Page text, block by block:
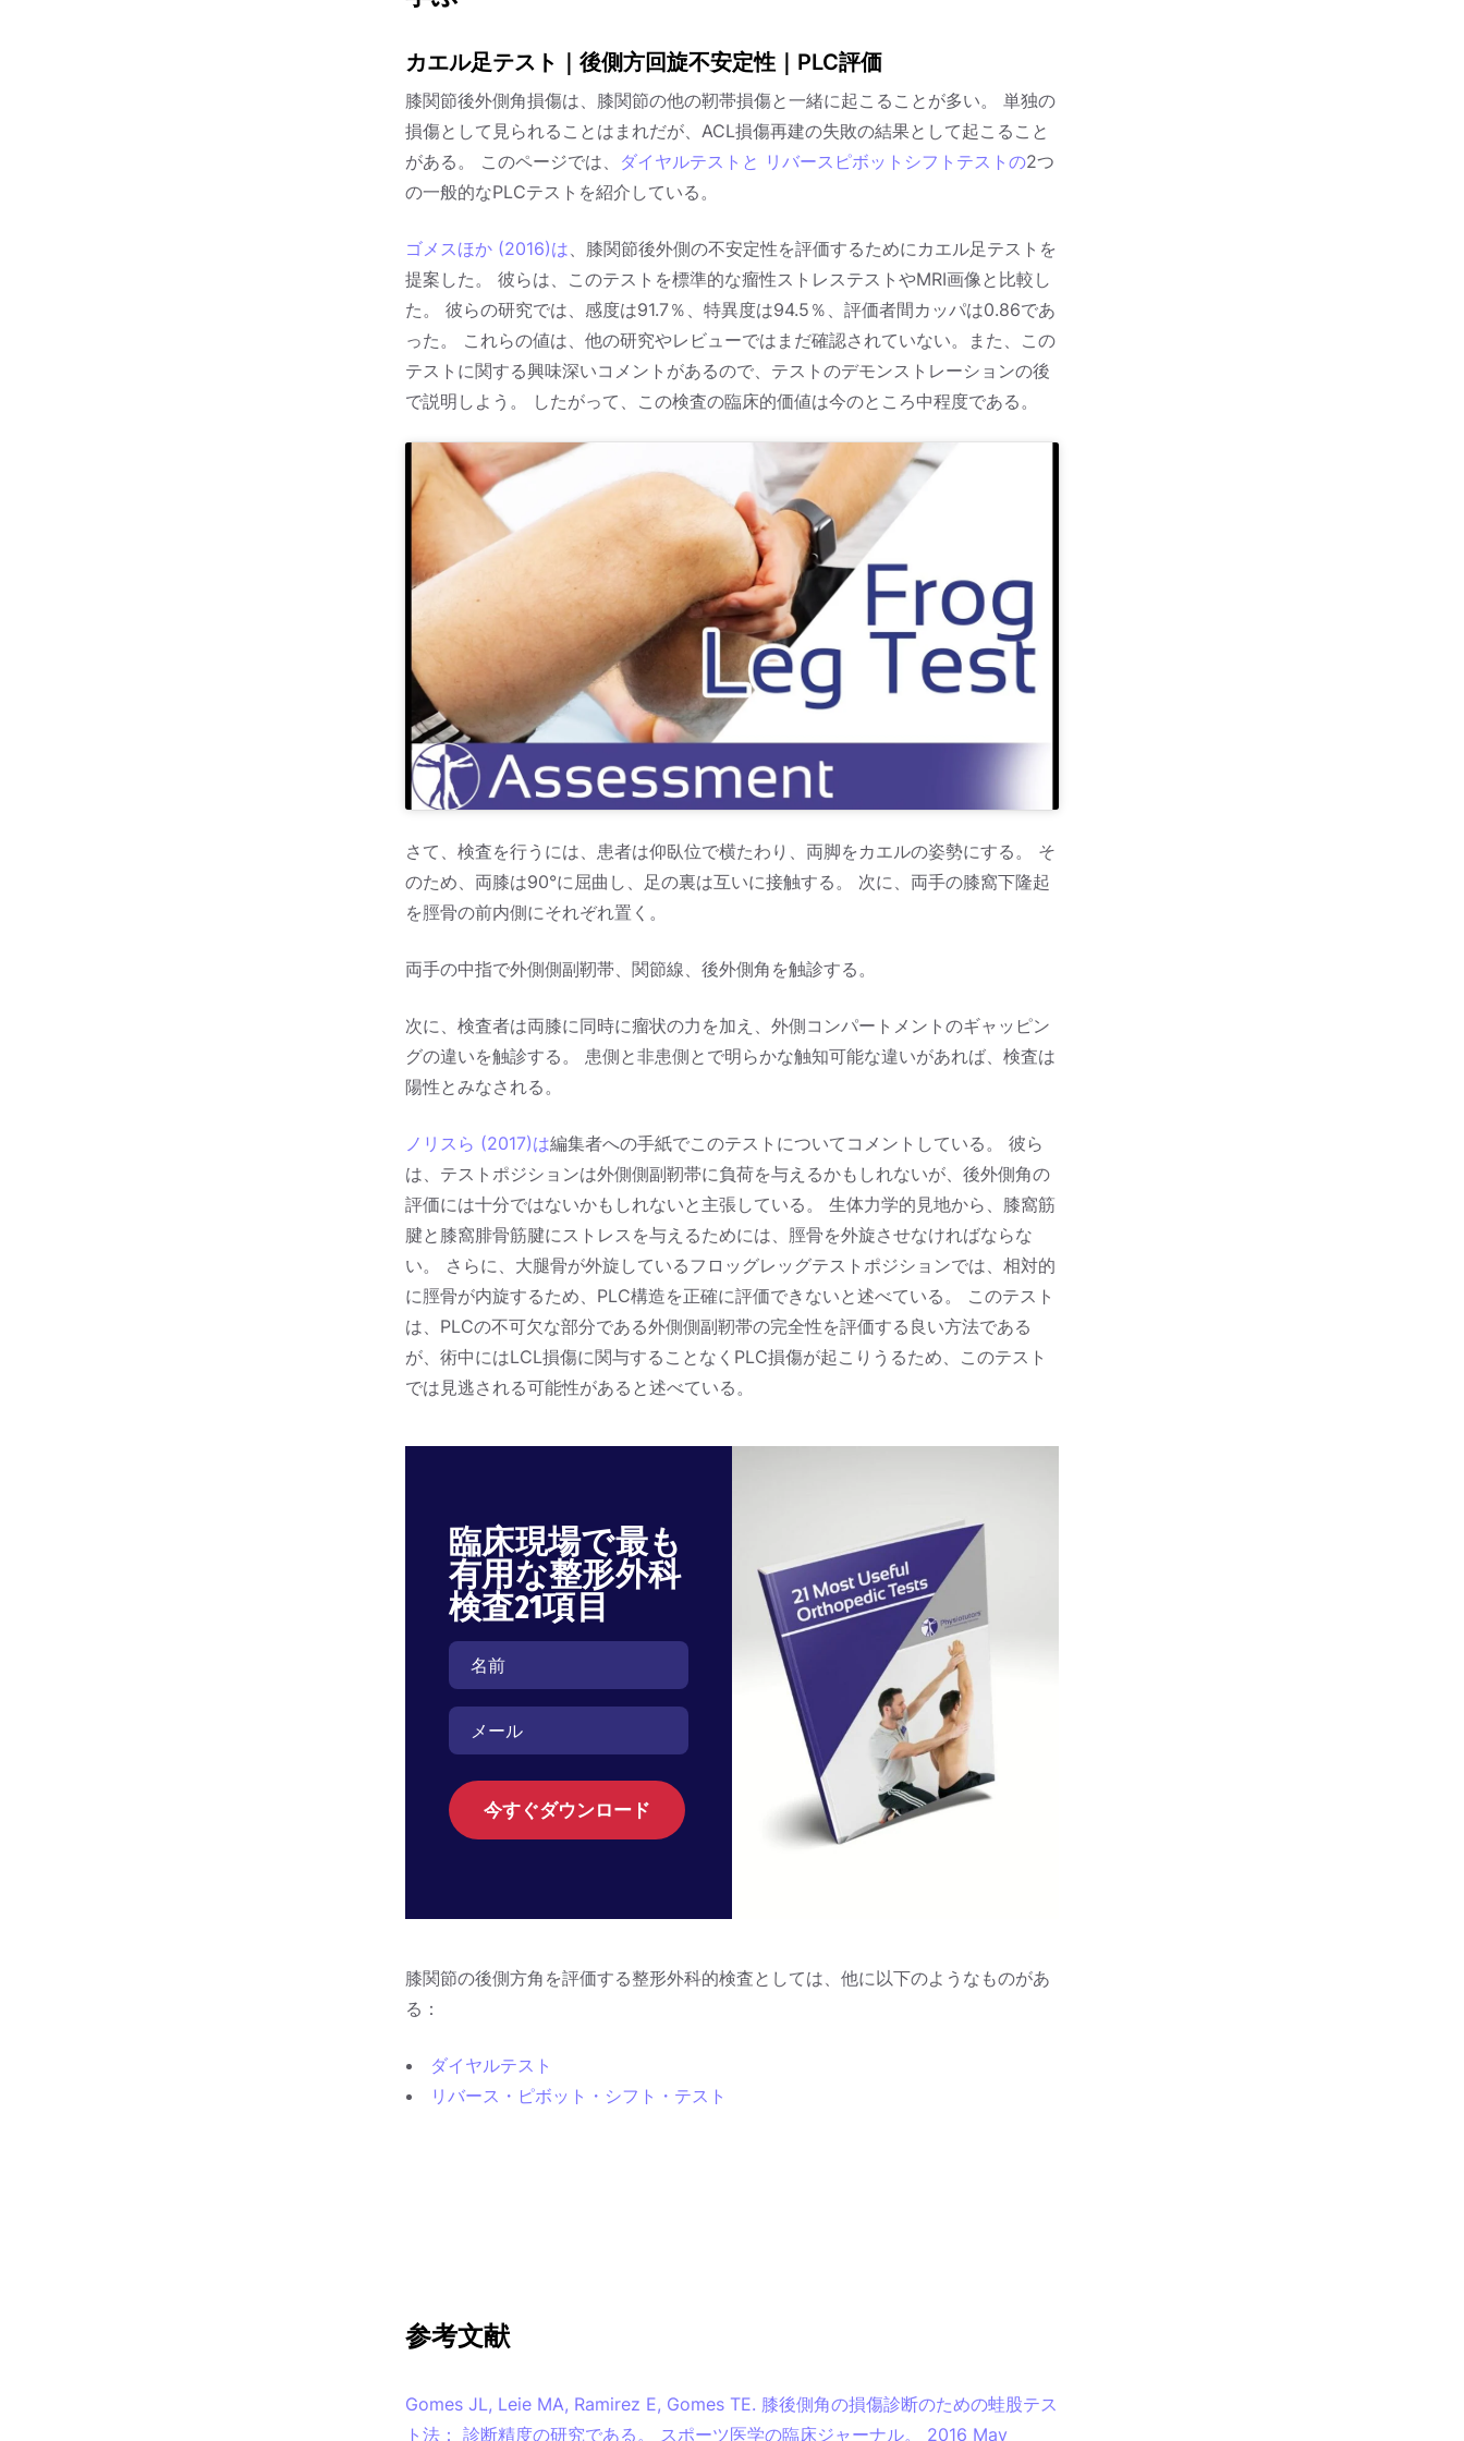
カエル足テスト｜後側方回旋不安定性｜PLC評価
膝関節後外側角損傷は、膝関節の他の靭帯損傷と一緒に起こることが多い。 単独の
損傷として見られることはまれだが、ACL損傷再建の失敗の結果として起こること
がある。 このページでは、 ダイヤルテストと リバースピボットシフトテストの2つ
の一般的なPLCテストを紹介している。
ゴメスほか (2016)は 、膝関節後外側の不安定性を評価するためにカエル足テストを
提案した。 彼らは、このテストを標準的な瘤性ストレステストやMRI画像と比較し
た。 彼らの研究では、感度は91.7％、特異度は94.5％、評価者間カッパは0.86であ
った。 これらの値は、他の研究やレビューではまだ確認されていない。また、この
テストに関する興味深いコメントがあるので、テストのデモンストレーションの後
で説明しよう。 したがって、この検査の臨床的価値は今のところ中程度である。
さて、検査を行うには、患者は仰臥位で横たわり、両脚をカエルの姿勢にする。 そ
のため、両膝は90°に屈曲し、足の裏は互いに接触する。 次に、両手の膝窩下隆起
を脛骨の前内側にそれぞれ置く。
両手の中指で外側側副靭帯、関節線、後外側角を触診する。
次に、検査者は両膝に同時に瘤状の力を加え、外側コンパートメントのギャッピン
グの違いを触診する。 患側と非患側とで明らかな触知可能な違いがあれば、検査は
陽性とみなされる。
ノリスら (2017)は編集者への手紙でこのテストについてコメントしている。 彼ら
は、テストポジションは外側側副靭帯に負荷を与えるかもしれないが、後外側角の
評価には十分ではないかもしれないと主張している。 生体力学的見地から、膝窩筋
腱と膝窩腓骨筋腱にストレスを与えるためには、脛骨を外旋させなければならな
い。 さらに、大腿骨が外旋しているフロッグレッグテストポジションでは、相対的
に脛骨が内旋するため、PLC構造を正確に評価できないと述べている。 このテスト
は、PLCの不可欠な部分である外側側副靭帯の完全性を評価する良い方法である
が、術中にはLCL損傷に関与することなくPLC損傷が起こりうるため、このテスト
では見逃される可能性があると述べている。
臨床現場で最も
有用な整形外科
検査21項目
今すぐダウンロード
膝関節の後側方角を評価する整形外科的検査としては、他に以下のようなものがあ
る：
ダイヤルテスト
リバース・ピボット・シフト・テスト
参考文献
Gomes JL, Leie MA, Ramirez E, Gomes TE. 膝後側角の損傷診断のための蛙股テス
ト法： 診断精度の研究である。 スポーツ医学の臨床ジャーナル。 2016 May